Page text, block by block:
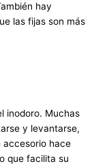
hay
las fijas son más
inodoro. Muchas
y levantarse,
accesorio hace
que facilita su